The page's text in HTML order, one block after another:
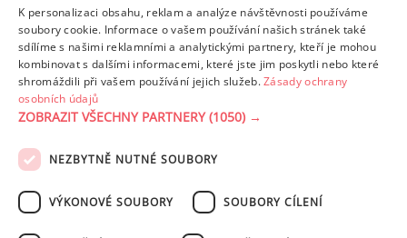
Tuk
z toho nas. mastné kyseliny
35.11 g
11.95 g
Detailní rozpis
PODMÍNKY UŽITÍ ZÁSADY OCHRANY OSOBNÍCH ÚDAJŮ
NASTAVENÍ COOKIES
K personalizaci obsahu, reklam a analýze návštěvnosti používáme
soubory cookie. Informace o vašem používání našich stránek také
sdílíme s našimi reklamními a analytickými partnery, kteří je mohou
kombinovat s dalšími informacemi, které jste jim poskytli nebo které
shromáždili při vašem používání jejich služeb.Zásady ochrany
osobních údajů
ZOBRAZIT VŠECHNY PARTNERY(1050) →
NEZBYTNĚ NUTNÉ SOUBORY
VÝKONOVÉ SOUBORY SOUBORY CÍLENÍ